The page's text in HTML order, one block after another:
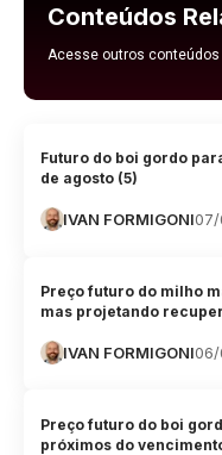
Conteúdos
Acesse outros
Futuro do boi gordo
de agosto (5)
IVAN FORMIGONI
Preço futuro do milho
mas projetando
IVAN FORMIGONI
Preço futuro do boi
próximos do